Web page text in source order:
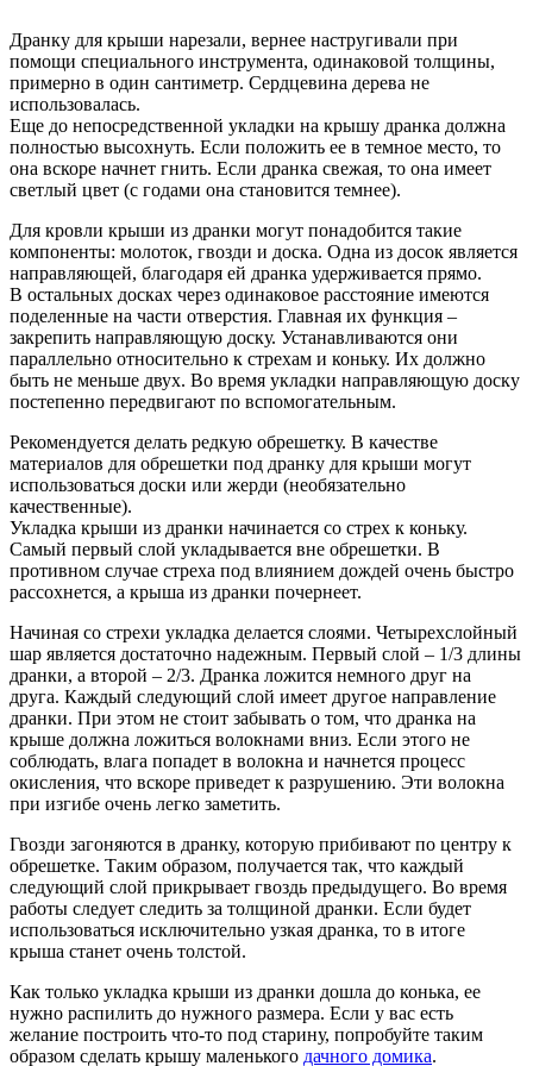
Дранку для крыши нарезали, вернее настругивали при
помощи специального инструмента, одинаковой толщины,
примерно в один сантиметр. Сердцевина дерева не
использовалась.
Еще до непосредственной укладки на крышу дранка должна
полностью высохнуть. Если положить ее в темное место, то
она вскоре начнет гнить. Если дранка свежая, то она имеет
светлый цвет (с годами она становится темнее).
Для кровли крыши из дранки могут понадобится такие
компоненты: молоток, гвозди и доска. Одна из досок является
направляющей, благодаря ей дранка удерживается прямо.
В остальных досках через одинаковое расстояние имеются
поделенные на части отверстия. Главная их функция –
закрепить направляющую доску. Устанавливаются они
параллельно относительно к стрехам и коньку. Их должно
быть не меньше двух. Во время укладки направляющую доску
постепенно передвигают по вспомогательным.
Рекомендуется делать редкую обрешетку. В качестве
материалов для обрешетки под дранку для крыши могут
использоваться доски или жерди (необязательно
качественные).
Укладка крыши из дранки начинается со стрех к коньку.
Самый первый слой укладывается вне обрешетки. В
противном случае стреха под влиянием дождей очень быстро
рассохнется, а крыша из дранки почернеет.
Начиная со стрехи укладка делается слоями. Четырехслойный
шар является достаточно надежным. Первый слой – 1/3 длины
дранки, а второй – 2/3. Дранка ложится немного друг на
друга. Каждый следующий слой имеет другое направление
дранки. При этом не стоит забывать о том, что дранка на
крыше должна ложиться волокнами вниз. Если этого не
соблюдать, влага попадет в волокна и начнется процесс
окисления, что вскоре приведет к разрушению. Эти волокна
при изгибе очень легко заметить.
Гвозди загоняются в дранку, которую прибивают по центру к
обрешетке. Таким образом, получается так, что каждый
следующий слой прикрывает гвоздь предыдущего. Во время
работы следует следить за толщиной дранки. Если будет
использоваться исключительно узкая дранка, то в итоге
крыша станет очень толстой.
Как только укладка крыши из дранки дошла до конька, ее
нужно распилить до нужного размера. Если у вас есть
желание построить что-то под старину, попробуйте таким
образом сделать крышу маленького дачного домика.